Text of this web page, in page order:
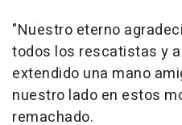
"Nuestro eterno
todos los rescatistas y
extendido una mano
nuestro lado en estos
remachado.